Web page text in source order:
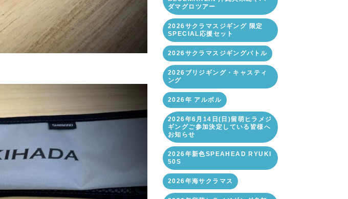
ダマグロツアー
2026サクラマスジギング 限定
SPECIAL応援セット
2026サクラマスジギングバトル
2026ブリジギング・キャスティ
ング
2026年 アルボル
2026年6月14日(日)留萌ヒラメジ
ギングご参加決定している皆様へ
お知らせ
2026年新色SPEAHEAD RYUKI
50S
2026年海サクラマス